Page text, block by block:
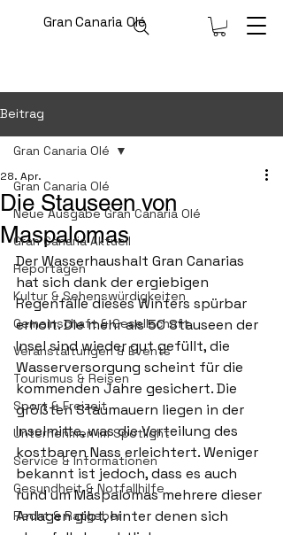
Gran Canaria Olé
Beitrag
Gran Canaria Olé
Neue Ausgabe Gran Canaria Olé
Gran Canaria Aktuell
Reportagen
Kultur & Sehenswürdigkeiten
Gemeinschaft & Gesellschaft
Veranstaltungen & Events
Tourismus & Reisen
Sport & Freizeit
Unternehmen im Spotlight
Service & Informationen
Gesundheit & Notfallhilfe
Recht & Ratgeber
Gran Canaria Olé
Die Stauseen von
Maspalomas
28. Apr.
Der Wasserhaushalt Gran Canarias
hat sich dank der ergiebigen
Regenfälle dieses Winters spürbar
erholt. Die mehr als 50 Stauseen der
Insel sind wieder gut gefüllt, die
Wasserversorgung scheint für die
kommenden Jahre gesichert. Die
größten Staumauern liegen in der
Inselmitte, was die Verteilung des
kostbaren Nass erleichtert. Weniger
bekannt ist jedoch, dass es auch
rund um Maspalomas mehrere dieser
Anlagen gibt, hinter denen sich